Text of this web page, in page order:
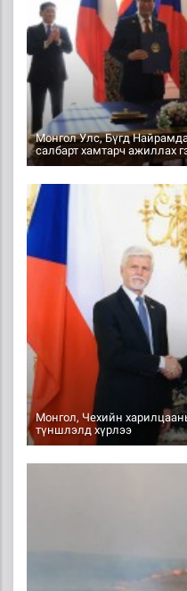
Монгол Улс, Бүгд
салбарт хамтарч ажиллах
Монгол, Чехийн
түншлэлд хүрлээ